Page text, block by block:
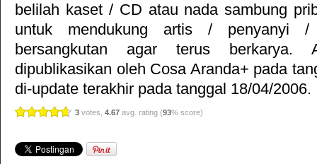
belilah kaset / CD atau nada sambung
untuk mendukung artis / penyanyi
bersangkutan agar terus berkarya.
dipublikasikan oleh Cosa Aranda+ pada
di-update terakhir pada tanggal 18/04/2006.
3 votes, 4.67 avg. rating (93% score)